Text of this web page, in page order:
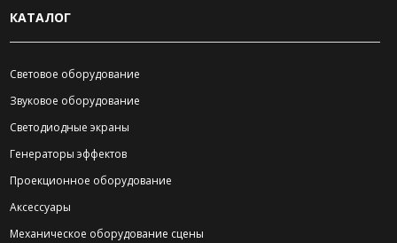
КАТАЛОГ
Световое оборудование
Звуковое оборудование
Светодиодные экраны
Генераторы эффектов
Проекционное оборудование
Аксессуары
Механическое оборудование сцены